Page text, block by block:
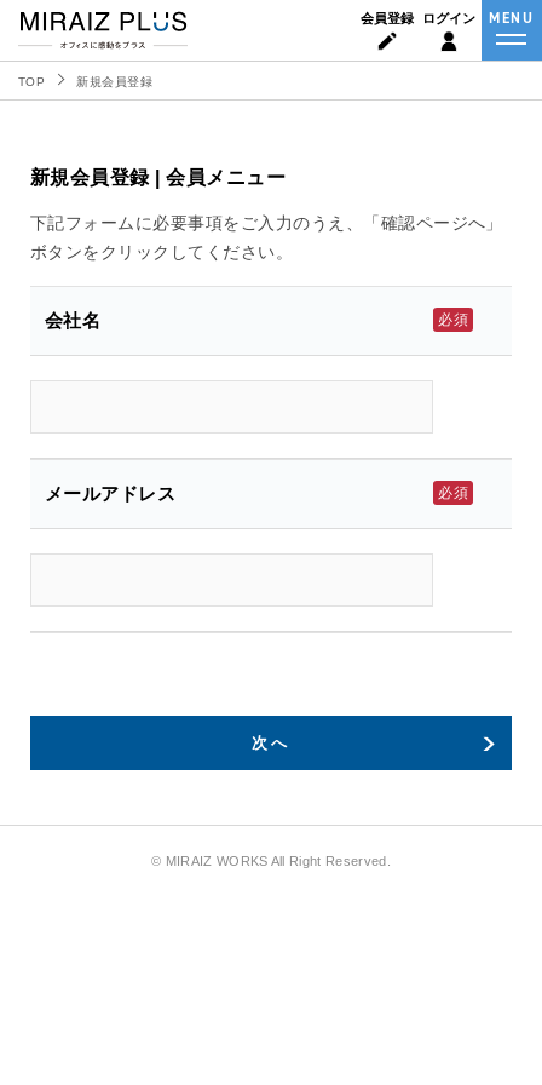
会員登録 ログイン MENU
TOP 新規会員登録
新規会員登録 | 会員メニュー
下記フォームに必要事項をご入力のうえ、「確認ページへ」
ボタンをクリックしてください。
会社名 必須
メールアドレス 必須
次へ
© MIRAIZ WORKS All Right Reserved.